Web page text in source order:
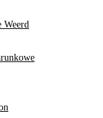
Weerd